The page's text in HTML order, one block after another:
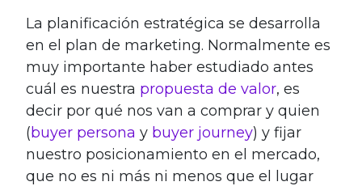
La planificación estratégica se desarrolla
en el plan de marketing. Normalmente es
muy importante haber estudiado antes
cuál es nuestra propuesta de valor, es
decir por qué nos van a comprar y quien
(buyer persona y buyer journey) y fijar
nuestro posicionamiento en el mercado,
que no es ni más ni menos que el lugar